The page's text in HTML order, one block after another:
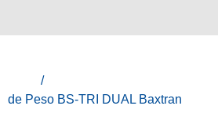
/
de Peso BS-TRI DUAL Baxtran